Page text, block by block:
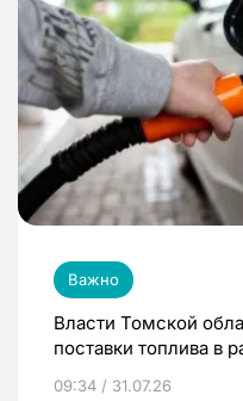
Важно
Власти Томской
поставки топлива в
09:34 / 31.07.26